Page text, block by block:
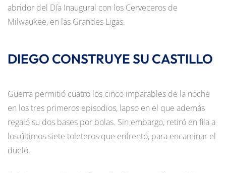
abridor del Día Inaugural con los Cerveceros de
Milwaukee, en las Grandes Ligas.
DIEGO CONSTRUYE SU CASTILLO
Guerra permitió cuatro los cinco imparables de la noche
en los tres primeros episodios, lapso en el que además
regaló su dos bases por bolas. Sin embargo, retiró en fila a
los últimos siete toleteros que enfrentó, para encaminar el
duelo.